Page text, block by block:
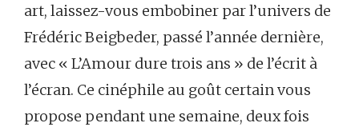
art, laissez-vous embobiner par l’univers de
Frédéric Beigbeder, passé l’année dernière,
avec « L’Amour dure trois ans » de l’écrit à
l’écran. Ce cinéphile au goût certain vous
propose pendant une semaine, deux fois